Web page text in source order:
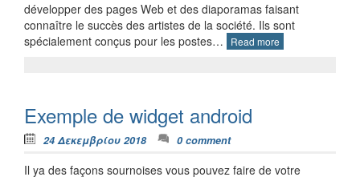
développer des pages Web et des diaporamas faisant
connaître le succès des artistes de la société. Ils sont
spécialement conçus pour les postes…
Read more
Exemple de widget android
24 Δεκεμβρίου 2018 0 comment
Il ya des façons sournoises vous pouvez faire de votre